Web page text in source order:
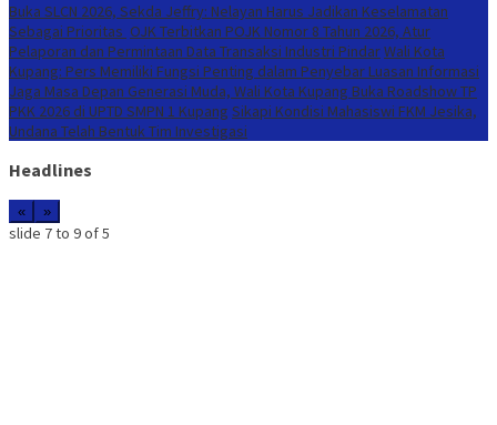
Buka SLCN 2026, Sekda Jeffry: Nelayan Harus Jadikan Keselamatan
Sebagai Prioritas OJK Terbitkan POJK Nomor 8 Tahun 2026, Atur
Pelaporan dan Permintaan Data Transaksi Industri PindarWali Kota
Kupang: Pers Memiliki Fungsi Penting dalam Penyebar Luasan Informasi
Jaga Masa Depan Generasi Muda, Wali Kota Kupang Buka Roadshow TP
PKK 2026 di UPTD SMPN 1 Kupang Sikapi Kondisi Mahasiswi FKM Jesika,
Undana Telah Bentuk Tim Investigasi
Headlines
« »
slide 7 to 9of 5